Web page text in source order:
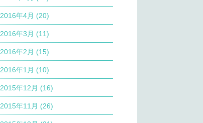
2016年4月 (20)
2016年3月 (11)
2016年2月 (15)
2016年1月 (10)
2015年12月 (16)
2015年11月 (26)